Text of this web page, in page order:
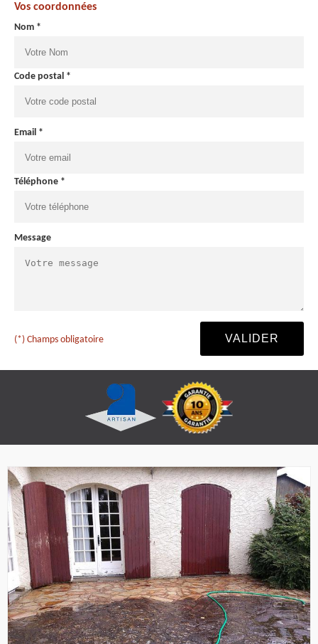
Vos coordonnées
Nom *
Code postal *
Email *
Téléphone *
Message
(*) Champs obligatoire